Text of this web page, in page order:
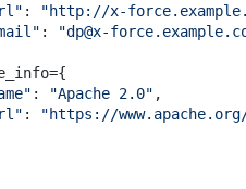
: "http://x-
: "dp@x-
: "Apache 2.0" ,
: "https://